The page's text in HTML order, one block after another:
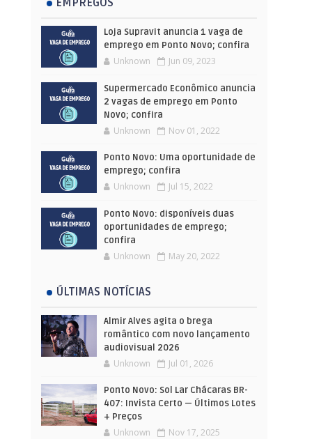
Loja Supravit anuncia 1 vaga de
emprego em Ponto Novo; confira
Unknown Jun 09, 2023
Supermercado Econômico anuncia
2 vagas de emprego em Ponto
Novo; confira
Unknown Nov 01, 2022
Ponto Novo: Uma oportunidade de
emprego; confira
Unknown Jul 15, 2022
Ponto Novo: disponíveis duas
oportunidades de emprego;
confira
Unknown May 20, 2022
ÚLTIMAS NOTÍCIAS
Almir Alves agita o brega
romântico com novo lançamento
audiovisual 2026
Unknown Jul 01, 2026
Ponto Novo: Sol Lar Chácaras BR-
407: Invista Certo — Últimos Lotes
+ Preços
Unknown Nov 17, 2025